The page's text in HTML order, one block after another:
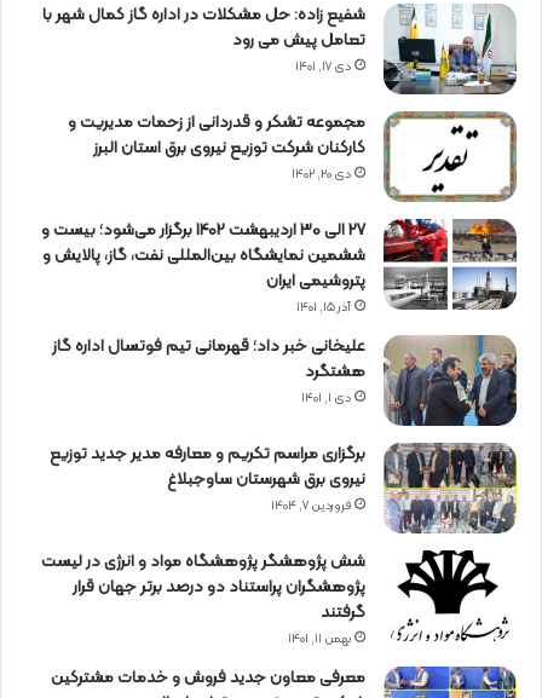
شفیع زاده: حل مشکلات در اداره گاز کمال شهر با
تعامل پیش می رود
دی ۱۷, ۱۴۰۱
مجموعه تشکر و قدردانی از زحمات مدیریت و
کارکنان شرکت توزیع نیروی برق استان البرز
دی ۲۰, ۱۴۰۲
27 الی 30 اردیبهشت 1402 برگزار می‌شود؛ بیست و
ششمین نمایشگاه بین‌المللی نفت، گاز، پالایش و
پتروشیمی ایران
آذر ۱۵, ۱۴۰۱
علیخانی خبر داد؛ قهرمانی تیم فوتسال اداره گاز
هشتگرد
دی ۱, ۱۴۰۱
برگزاری مراسم تكریم و معارفه مدیر جدید توزیع
نیروی برق شهرستان ساوجبلاغ
فروردین ۷, ۱۴۰۴
شش پژوهشگر پژوهشگاه مواد و انرژی در لیست
پژوهشگران پراستناد دو درصد برتر جهان قرار
گرفتند
بهمن ۱۱, ۱۴۰۱
معرفی معاون جدید فروش و خدمات مشتركین